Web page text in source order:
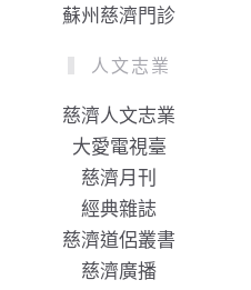
蘇州慈濟門診
人文志業
慈濟人文志業
大愛電視臺
慈濟月刊
經典雜誌
慈濟道侶叢書
慈濟廣播